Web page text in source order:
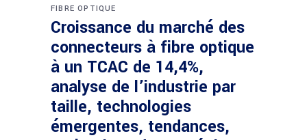
FIBRE OPTIQUE
Croissance du marché des
connecteurs à fibre optique
à un TCAC de 14,4%,
analyse de l’industrie par
taille, technologies
émergentes, tendances,